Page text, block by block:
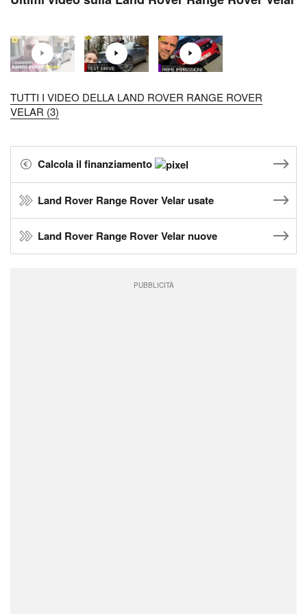
TUTTI I VIDEO DELLA LAND ROVER RANGE ROVER
VELAR (3)
Calcola il finanziamento
Land Rover Range Rover Velar usate
Land Rover Range Rover Velar nuove
PUBBLICITÀ